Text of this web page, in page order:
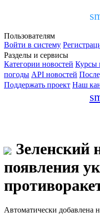
Пользователям
Войти в систему
Разделы и сервисы
Категории новостей Курсы
погоды API новостей
Поддержать проект Наш
Зеленский
появления
Автоматически добавлена